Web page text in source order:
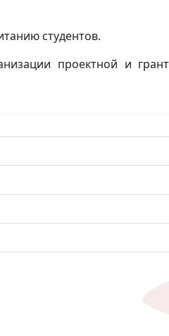
студентов.
проектной и